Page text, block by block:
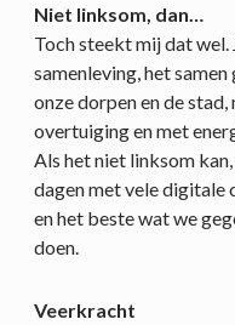
Niet linksom, dan…
Toch steekt mij dat
samenleving, het
onze dorpen en de
overtuiging en met
Als het niet linksom
dagen met vele digitale
en het beste wat we
doen.
Veerkracht